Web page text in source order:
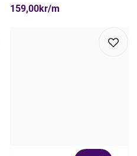
159,00kr/m